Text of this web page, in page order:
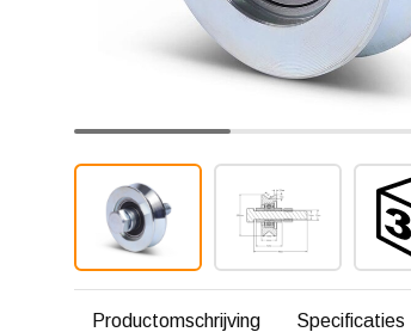
Productomschrijving Specificaties